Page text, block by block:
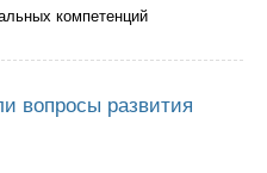
компетенций
«детский сад-школа»:
вопросы развития